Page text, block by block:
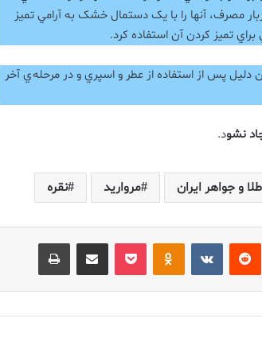
مصرف، آنها را با يک دستمال خشک به آرامي تميز
براي تميز کردن آن استفاده کرد.
پس از استفاده از عطر و اسپري و در مرحله ي آخر
نشود.
و جواهر ایران مروارید نقره
‫رددیت ‫VKontakte
‫Odnoklassniki
پاکت اشتراک گذاری از طریق ایمیل چاپ